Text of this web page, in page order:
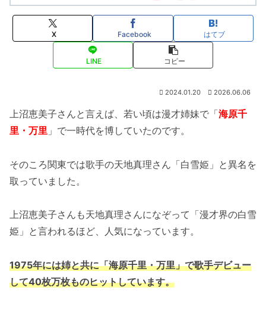
X Facebook はてブ
LINE コピー
2024.01.20 2026.06.06
上沼恵美子さんと言えば、若い頃は漫才姉妹で「海原千
里・万里 」で一時代を博していたのです。
そのころ関東では歌手の天地真理さん「白雪姫」と異名を
取っていました。
上沼恵美子さんも天地真理さんになぞって「漫才界の白雪
姫」と言われるほど、人気になっています。
1975年には姉と共に「海原千里・万里」で歌手デビュー
して40枚万枚ものヒットしています。